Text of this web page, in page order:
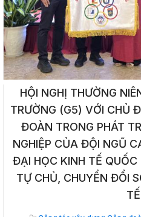
HỘI NGHỊ THƯỜNG
TRƯỜNG (G5) VỚI CHỦ
ĐOÀN TRONG PHÁT
NGHIỆP CỦA ĐỘI NGŨ
ĐẠI HỌC KINH TẾ
TỰ CHỦ, CHUYỂN ĐỔI